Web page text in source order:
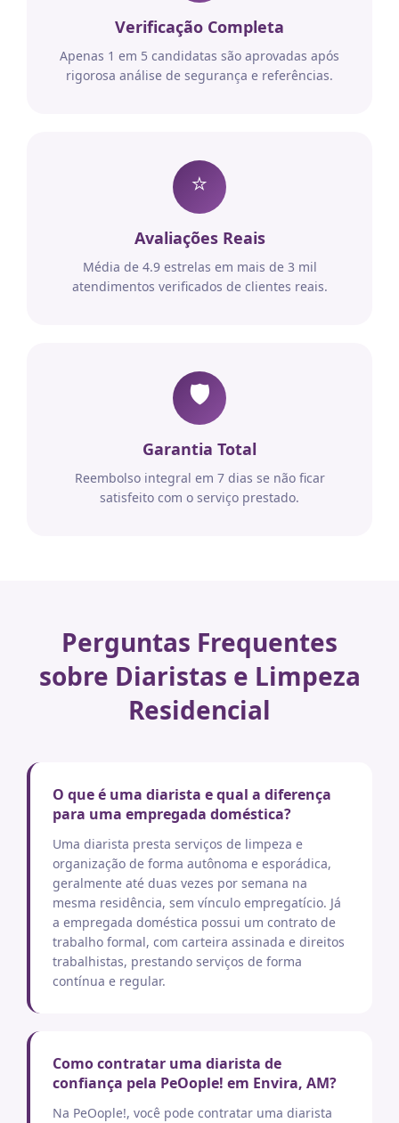
Verificação Completa
Apenas 1 em 5 candidatas são aprovadas após
rigorosa análise de segurança e referências.
⭐
Avaliações Reais
Média de 4.9 estrelas em mais de 3 mil
atendimentos verificados de clientes reais.
🛡️
Garantia Total
Reembolso integral em 7 dias se não ficar
satisfeito com o serviço prestado.
Perguntas Frequentes
sobre Diaristas e Limpeza
Residencial
O que é uma diarista e qual a diferença
para uma empregada doméstica?
Uma diarista presta serviços de limpeza e
organização de forma autônoma e esporádica,
geralmente até duas vezes por semana na
mesma residência, sem vínculo empregatício. Já
a empregada doméstica possui um contrato de
trabalho formal, com carteira assinada e direitos
trabalhistas, prestando serviços de forma
contínua e regular.
Como contratar uma diarista de
confiança pela PeOople! em Envira, AM?
Na PeOople!, você pode contratar uma diarista